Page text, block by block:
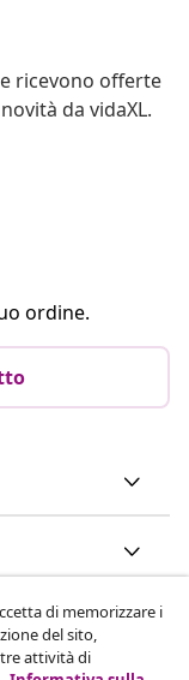
ricevono offerte
da vidaXL.
ordine.
di memorizzare i
del sito,
attività di